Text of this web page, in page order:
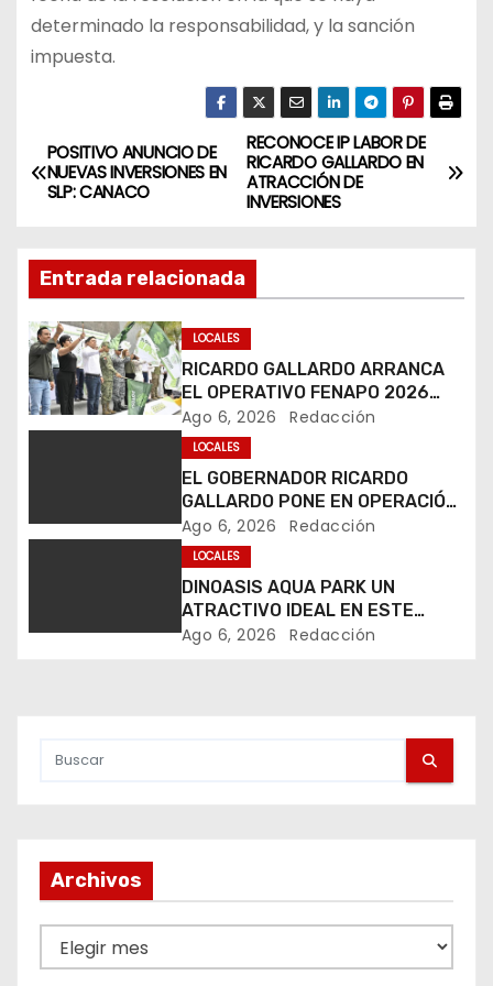
determinado la responsabilidad, y la sanción
impuesta.
N
a
e
g
a
c
ó
a
d
RECONOCE IP LABOR DE
RICARDO GALLARDO EN
ATRACCIÓN DE
INVERSIONES
POSITIVO ANUNCIO DE
NUEVAS INVERSIONES EN
SLP: CANACO
Entrada relacionada
LOCALES
RICARDO GALLARDO ARRANCA
EL OPERATIVO FENAPO 2026
PARA GARANTIZAR LA
SEGURIDAD DE MÁS DE 9
MILLONES DE VISITANTES
Ago 6, 2026 Redacción
LOCALES
EL GOBERNADOR RICARDO
GALLARDO PONE EN OPERACIÓN
LOS PRIMEROS CUATRO PERROS
ROBOT
Ago 6, 2026 Redacción
LOCALES
DINOASIS AQUA PARK UN
ATRACTIVO IDEAL EN ESTE
VERANO
Ago 6, 2026 Redacción
Archivos
r